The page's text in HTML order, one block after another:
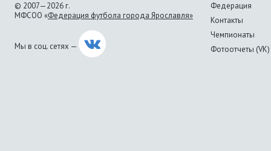
© 2007—2026 г.
МФСОО «Федерация футбола города Ярославля»
Мы в соц. сетях —
Федерация
Контакты
Чемпионаты
Фотоотчеты (VK)